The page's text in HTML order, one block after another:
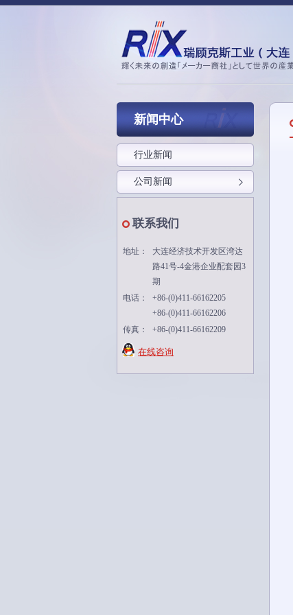
新闻中心
行业新闻
公司新闻
联系我们
地址：
大连经济技术开发区湾达
路41号-4金港企业配套园3
期
电话：
+86-(0)411-66162205
+86-(0)411-66162206
传真：
+86-(0)411-66162209
在线咨询